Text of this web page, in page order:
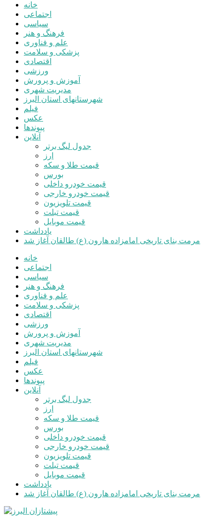
خانه
اجتماعی
سیاسی
فرهنگ و هنر
علم و فناوری
پزشکی و سلامت
اقتصادی
ورزشی
آموزش و پرورش
مدیریت شهری
شهرستانهای استان البرز
فیلم
عکس
پیوندها
آنلاین
جدول لیگ برتر
ارز
قیمت طلا و سکه
بورس
قیمت خودرو داخلی
قیمت خودرو خارجی
قیمت تلویزیون
قیمت تبلت
قیمت موبایل
یادداشت
مرمت بنای تاریخی امامزاده هارون (ع) طالقان آغاز شد
خانه
اجتماعی
سیاسی
فرهنگ و هنر
علم و فناوری
پزشکی و سلامت
اقتصادی
ورزشی
آموزش و پرورش
مدیریت شهری
شهرستانهای استان البرز
فیلم
عکس
پیوندها
آنلاین
جدول لیگ برتر
ارز
قیمت طلا و سکه
بورس
قیمت خودرو داخلی
قیمت خودرو خارجی
قیمت تلویزیون
قیمت تبلت
قیمت موبایل
یادداشت
مرمت بنای تاریخی امامزاده هارون (ع) طالقان آغاز شد